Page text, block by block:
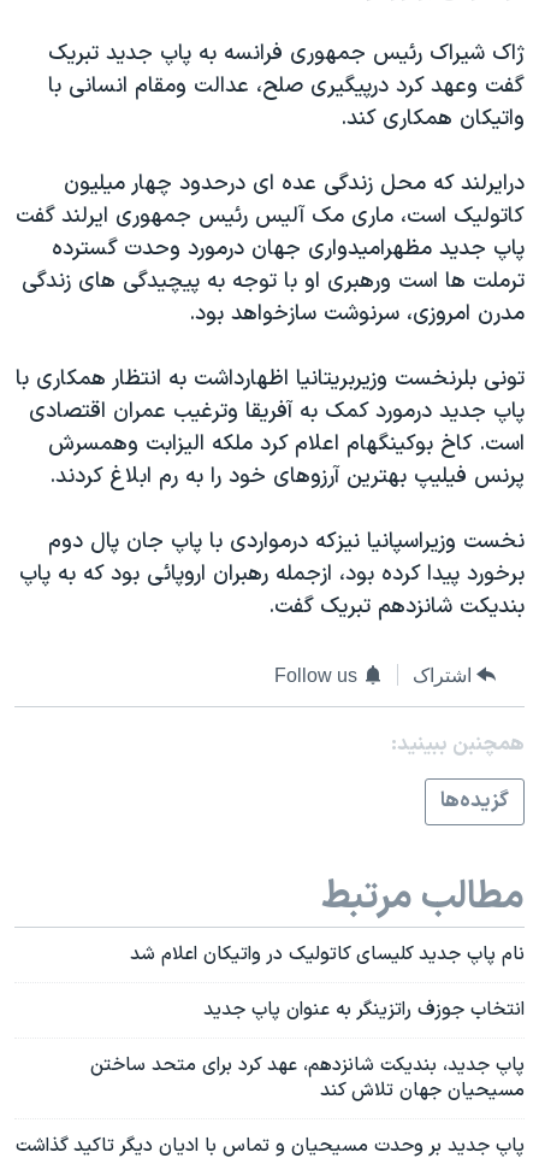
ژاک شيراک رئيس جمهوری فرانسه به پاپ جديد تبريک
گفت وعهد کرد درپيگيری صلح، عدالت ومقام انسانی با
واتيکان همکاری کند.
درايرلند که محل زندگی عده ای درحدود چهار ميليون
کاتوليک است، ماری مک آليس رئيس جمهوری ايرلند گفت
پاپ جديد مظهراميدواری جهان درمورد وحدت گسترده
ترملت ها است ورهبری او با توجه به پيچيدگی های زندگی
مدرن امروزی، سرنوشت سازخواهد بود.
تونی بلرنخست وزيربريتانيا اظهارداشت به انتظار همکاری با
پاپ جديد درمورد کمک به آفريقا وترغيب عمران اقتصادی
است. کاخ بوکينگهام اعلام کرد ملکه اليزابت وهمسرش
پرنس فيليپ بهترين آرزوهای خود را به رم ابلاغ کردند.
نخست وزيراسپانيا نيزکه درمواردی با پاپ جان پال دوم
برخورد پيدا کرده بود، ازجمله رهبران اروپائی بود که به پاپ
بنديکت شانزدهم تبريک گفت.
اشتراک Follow us
همچنبن ببینید:
گزيده‌ها
مطالب مرتبط
نام پاپ جديد کليسای کاتوليک در واتيکان اعلام شد
انتخاب جوزف راتزينگر به عنوان پاپ جديد
پاپ جديد، بنديکت شانزدهم، عهد کرد برای متحد ساختن
مسيحيان جهان تلاش کند
پاپ جديد بر وحدت مسيحيان و تماس با اديان ديگر تاکيد گذاشت